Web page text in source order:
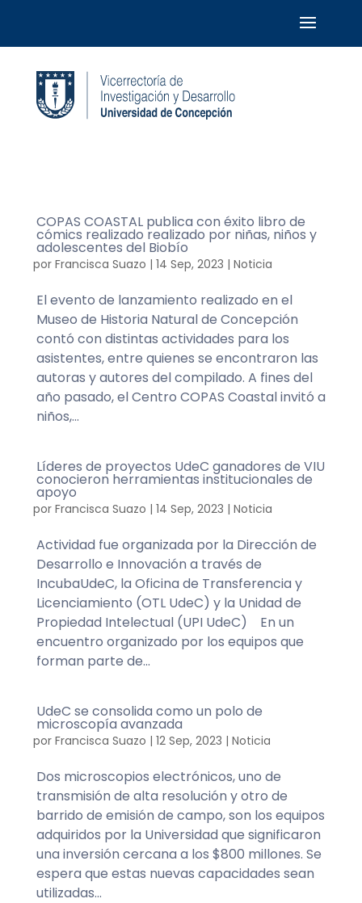
COPAS COASTAL publica con éxito libro de
cómics realizado realizado por niñas, niños y
adolescentes del Biobío
por Francisca Suazo | 14 Sep, 2023 | Noticia
El evento de lanzamiento realizado en el
Museo de Historia Natural de Concepción
contó con distintas actividades para los
asistentes, entre quienes se encontraron las
autoras y autores del compilado. A fines del
año pasado, el Centro COPAS Coastal invitó a
niños,...
Líderes de proyectos UdeC ganadores de VIU
conocieron herramientas institucionales de
apoyo
por Francisca Suazo | 14 Sep, 2023 | Noticia
Actividad fue organizada por la Dirección de
Desarrollo e Innovación a través de
IncubaUdeC, la Oficina de Transferencia y
Licenciamiento (OTL UdeC) y la Unidad de
Propiedad Intelectual (UPI UdeC) En un
encuentro organizado por los equipos que
forman parte de...
UdeC se consolida como un polo de
microscopía avanzada
por Francisca Suazo | 12 Sep, 2023 | Noticia
Dos microscopios electrónicos, uno de
transmisión de alta resolución y otro de
barrido de emisión de campo, son los equipos
adquiridos por la Universidad que significaron
una inversión cercana a los $800 millones. Se
espera que estas nuevas capacidades sean
utilizadas...